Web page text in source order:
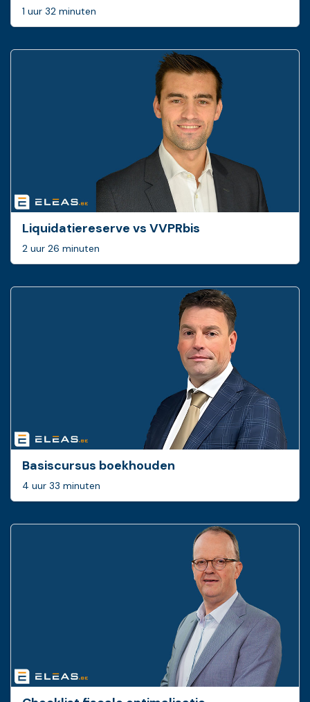
1 uur 32 minuten
Liquidatiereserve vs VVPRbis
2 uur 26 minuten
Basiscursus boekhouden
4 uur 33 minuten